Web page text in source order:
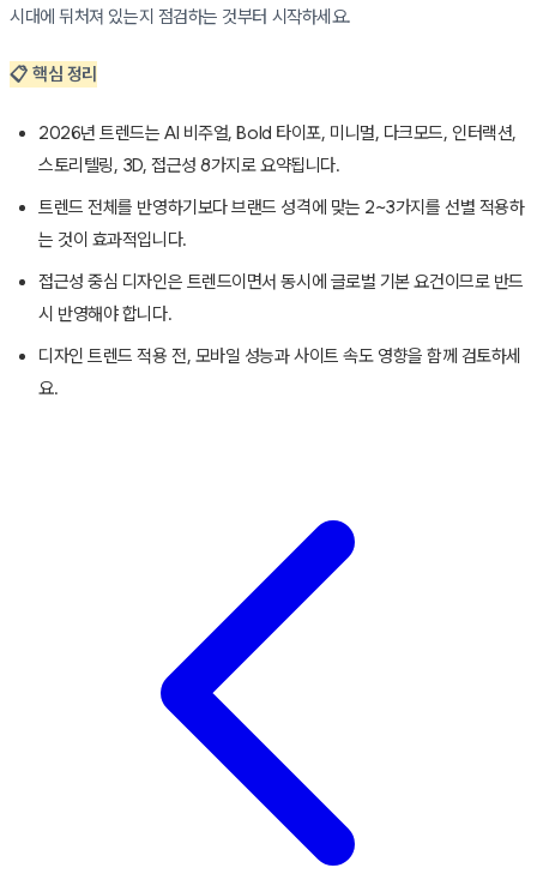
시대에 뒤처져 있는지 점검하는 것부터 시작하세요.
📋 핵심 정리
2026년 트렌드는 AI 비주얼, Bold 타이포, 미니멀, 다크모드, 인터랙션,
스토리텔링, 3D, 접근성 8가지로 요약됩니다.
트렌드 전체를 반영하기보다 브랜드 성격에 맞는 2~3가지를 선별 적용하
는 것이 효과적입니다.
접근성 중심 디자인은 트렌드이면서 동시에 글로벌 기본 요건이므로 반드
시 반영해야 합니다.
디자인 트렌드 적용 전, 모바일 성능과 사이트 속도 영향을 함께 검토하세
요.